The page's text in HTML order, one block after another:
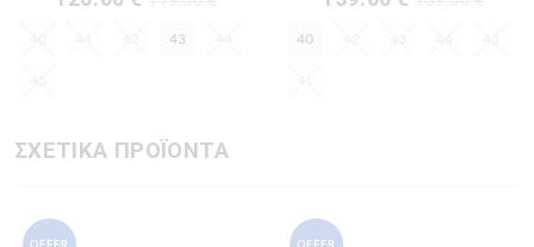
43 40
ΣΧΕΤΙΚΑ ΠΡΟΪΟΝΤΑ